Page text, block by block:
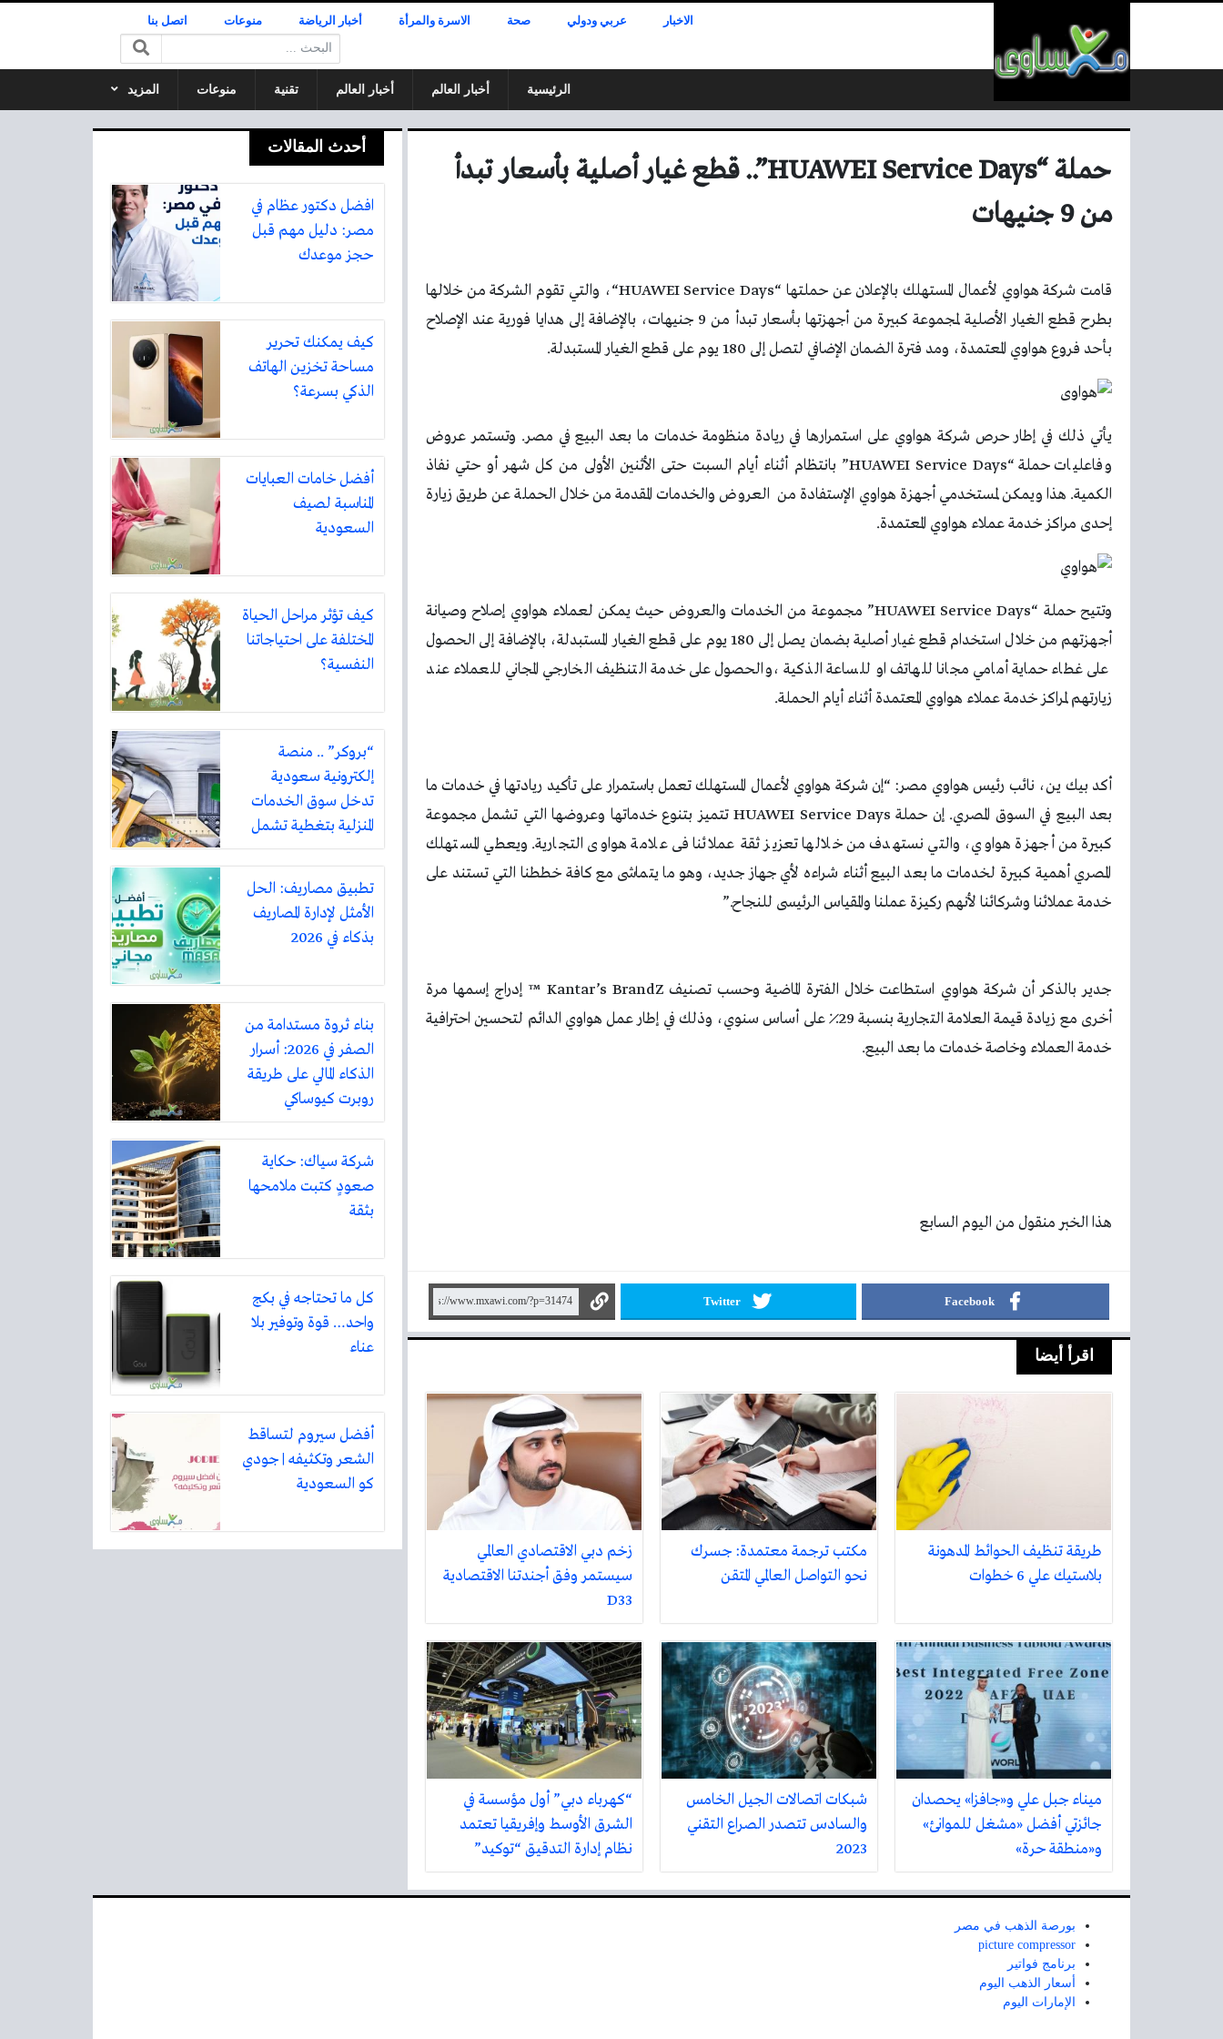
الاخبار عربي ودولي صحة الاسرة والمرأة أخبار الرياضة منوعات اتصل بنا
البحث:
الرئيسية أخبار العالم أخبار العالم تقنية منوعات المزيد
حملة “HUAWEI Service Days”.. قطع غيار أصلية بأسعار تبدأ
من 9 جنيهات
قامت شركة هواوي لأعمال المستهلك بالإعلان عن حملتها “HUAWEI Service Days“، والتي تقوم الشركة من خلالها
بطرح قطع الغيار الأصلية لمجموعة كبيرة من أجهزتها بأسعار تبدأ من 9 جنيهات، بالإضافة إلى هدايا فورية عند الإصلاح
بأحد فروع هواوي المعتمدة، ومد فترة الضمان الإضافي لتصل إلى 180 يوم على قطع الغيار المستبدلة.
يأتي ذلك في إطار حرص شركة هواوي على استمرارها في ريادة منظومة خدمات ما بعد البيع في مصر. وتستمر عروض
وفاعليات حملة “HUAWEI Service Days” بانتظام أثناء أيام السبت حتى الأثنين الأولى من كل شهر أو حتي نفاذ
الكمية. هذا ويمكن لمستخدمي أجهزة هواوي الإستفادة من العروض والخدمات المقدمة من خلال الحملة عن طريق زيارة
إحدى مراكز خدمة عملاء هواوي المعتمدة.
وتتيح حملة “HUAWEI Service Days” مجموعة من الخدمات والعروض حيث يمكن لعملاء هواوي إصلاح وصيانة
أجهزتهم من خلال استخدام قطع غيار أصلية بضمان يصل إلى 180 يوم على قطع الغيار المستبدلة، بالإضافة إلى الحصول
على غطاء حماية أمامي مجانا للهاتف او للساعة الذكية ،والحصول على خدمة التنظيف الخارجي المجاني للعملاء عند
زيارتهم لمراكز خدمة عملاء هواوي المعتمدة أثناء أيام الحملة.
أكد بيك ين، نائب رئيس هواوي مصر: “إن شركة هواوي لأعمال المستهلك تعمل باستمرار على تأكيد ريادتها في خدمات ما
بعد البيع في السوق المصري. إن حملة HUAWEI Service Daysتتميز بتنوع خدماتها وعروضها التي تشمل مجموعة
كبيرة من أجهزة هواوي، والتي نستهدف من خلالها تعزيز ثقة عملائنا فى علامة هواوى التجارية. ويعطي المستهلك
المصري أهمية كبيرة لخدمات ما بعد البيع أثناء شراءه لأي جهاز جديد، وهو ما يتماشى مع كافة خططنا التي تستند على
خدمة عملائنا وشركائنا لأنهم ركيزة عملنا والمقياس الرئيسى للنجاح.”
جدير بالذكر أن شركة هواوي استطاعت خلال الفترة الماضية وحسب تصنيفKantar’s BrandZ ™ إدراج إسمها مرة
أخرى مع زيادة قيمة العلامة التجارية بنسبة 29٪ على أساس سنوي، وذلك في إطار عمل هواوي الدائم لتحسين احترافية
خدمة العملاء وخاصة خدمات ما بعد البيع.
هذا الخبر منقول من اليوم السابع
Facebook
Twitter
اقرأ أيضا
طريقة تنظيف الحوائط المدهونة
بلاستيك علي 6 خطوات
مكتب ترجمة معتمدة: جسرك
نحو التواصل العالمي المتقن
زخم دبي الاقتصادي العالمي
سيستمر وفق أجندتنا الاقتصادية
D33
ميناء جبل علي و«جافزا» يحصدان
جائزتي أفضل «مشغل للموانئ»
و«منطقة حرة»
شبكات اتصالات الجيل الخامس
والسادس تتصدر الصراع التقني
2023
“كهرباء دبي” أول مؤسسة في
الشرق الأوسط وإفريقيا تعتمد
نظام إدارة التدقيق “توكيد”
أحدث المقالات
افضل دكتور عظام في
مصر: دليل مهم قبل
حجز موعدك
كيف يمكنك تحرير
مساحة تخزين الهاتف
الذكي بسرعة؟
أفضل خامات العبايات
المناسبة لصيف
السعودية
كيف تؤثر مراحل الحياة
المختلفة على احتياجاتنا
النفسية؟
“بروكر” .. منصة
إلكترونية سعودية
تدخل سوق الخدمات
المنزلية بتغطية تشمل
أكثر من ثلاثين مدينة
تطبيق مصاريف: الحل
الأمثل لإدارة المصاريف
بذكاء في 2026
بناء ثروة مستدامة من
الصفر في 2026: أسرار
الذكاء المالي على طريقة
روبرت كيوساكي
شركة سياك: حكاية
صعودٍ كتبت ملامحها
بثقة
كل ما تحتاجه في بكج
واحد… قوة وتوفير بلا
عناء
أفضل سيروم لتساقط
الشعر وتكثيفه | جودي
كو السعودية
بورصة الذهب في مصر
picture compressor
برنامج فواتير
أسعار الذهب اليوم
الإمارات اليوم